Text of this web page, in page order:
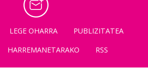
LEGE OHARRA
PUBLIZITATEA
HARREMANETARAKO RSS